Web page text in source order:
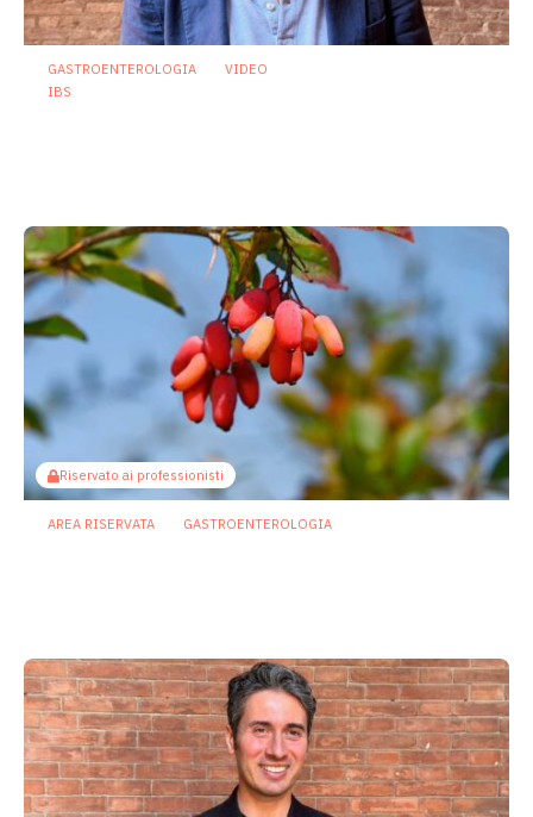
GASTROENTEROLOGIA
VIDEO
IBS
Riservato ai professionisti
AREA RISERVATA GASTROENTEROLOGIA